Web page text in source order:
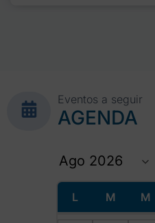
Eventos a seguir
AGENDA
L M M